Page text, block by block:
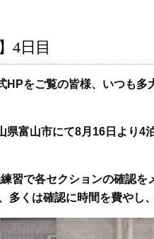
4日目
HPをご覧の皆様、いつも
県富山市にて8月16日より4
習で各セクションの確認を
多くは確認に時間を費やし